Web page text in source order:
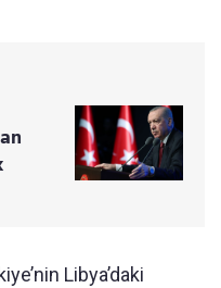
Libya’daki